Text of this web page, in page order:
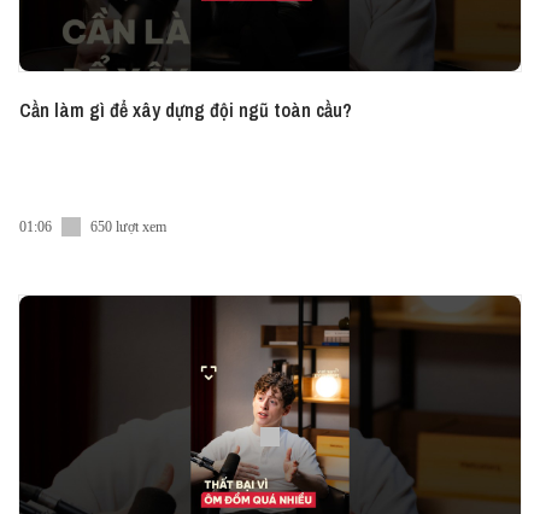
Cần làm gì để xây dựng đội ngũ toàn cầu?
01:06 650 lượt xem